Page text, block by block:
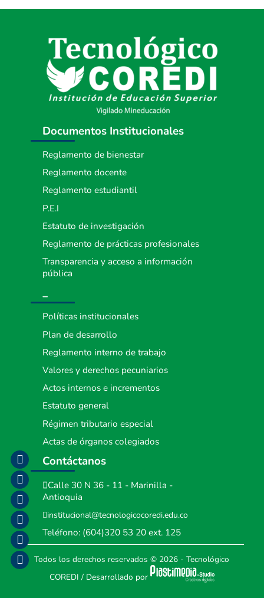
Documentos Institucionales
Reglamento de bienestar
Reglamento docente
Reglamento estudiantil
P.E.I
Estatuto de investigación
Reglamento de prácticas profesionales
Transparencia y acceso a información
pública
_
Políticas institucionales
Plan de desarrollo
Reglamento interno de trabajo
Valores y derechos pecuniarios
Actos internos e incrementos
Estatuto general
Régimen tributario especial
Actas de órganos colegiados
Contáctanos
Calle 30 N 36 - 11 - Marinilla -
Antioquia
institucional@tecnologicocoredi.edu.co
Teléfono: (604)320 53 20ext. 125
Todos los derechos reservados © 2026 - Tecnológico
COREDI / Desarrollado por